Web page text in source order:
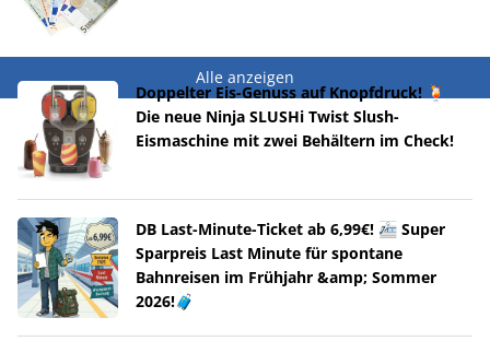
Alle anzeigen
Doppelter Eis-Genuss auf Knopfdruck! 🍹
Die neue Ninja SLUSHi Twist Slush-
Eismaschine mit zwei Behältern im Check!
DB Last-Minute-Ticket ab 6,99€! 🚈 Super
Sparpreis Last Minute für spontane
Bahnreisen im Frühjahr &amp; Sommer
2026!🧳